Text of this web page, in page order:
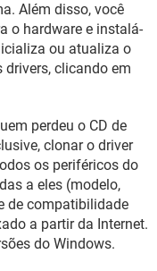
Além disso, você
o hardware e instalá-
ou atualiza o
clicando em
perdeu o CD de
clonar o driver
os periféricos do
a eles (modelo,
de compatibilidade
a partir da Internet.
do Windows.